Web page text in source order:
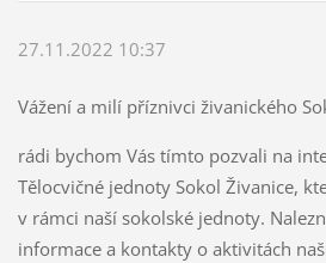
27.11.2022 10:37
Vážení a milí příznivci živanického
rádi bychom Vás tímto pozvali na
Tělocvičné jednoty Sokol Živanice,
v rámci naší sokolské jednoty.
informace a kontakty o aktivitách